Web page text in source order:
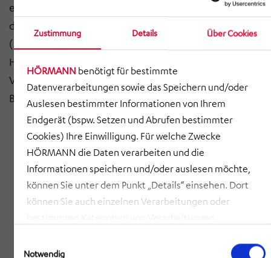
Zustimmung Details Über Cookies
HÖRMANN benötigt für bestimmte
Datenverarbeitungen sowie das Speichern und/oder
Auslesen bestimmter Informationen von Ihrem
Endgerät (bspw. Setzen und Abrufen bestimmter
Cookies) Ihre Einwilligung. Für welche Zwecke
HÖRMANN die Daten verarbeiten und die
Informationen speichern und/oder auslesen möchte,
können Sie unter dem Punkt „Details“ einsehen. Dort
können Sie auch einzelnen Verarbeitungen oder
Sie ein, dass HÖRMANN alle der erläuterten
Notwendig
ermöglicht werden, die der Versorgung des Gebiets
dienen
( z.B. Einzelhandel oder Dienstleistungsangebote).
HÖRMANN BauPlan (ehemals AIC) hat für dieses
Vorhaben ein Gebäudekonzept entworfen und eine
Baukostenschätzung vorgenommen.